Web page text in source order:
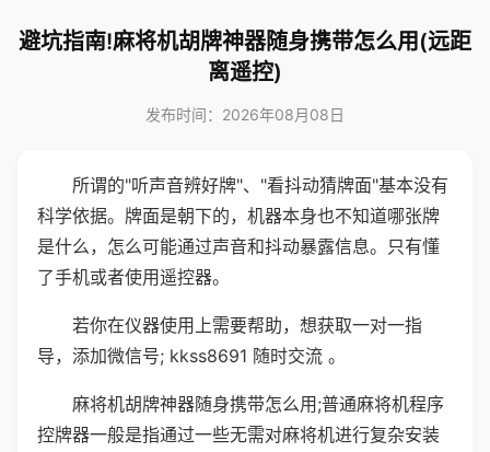
避坑指南!麻将机胡牌神器随身携带怎么用(远距
离遥控)
发布时间：2026年08月08日
所谓的"听声音辨好牌"、"看抖动猜牌面"基本没有
科学依据。牌面是朝下的，机器本身也不知道哪张牌
是什么，怎么可能通过声音和抖动暴露信息。只有懂
了手机或者使用遥控器。
若你在仪器使用上需要帮助，想获取一对一指
导，添加微信号; kkss8691 随时交流 。
麻将机胡牌神器随身携带怎么用;普通麻将机程序
控牌器一般是指通过一些无需对麻将机进行复杂安装